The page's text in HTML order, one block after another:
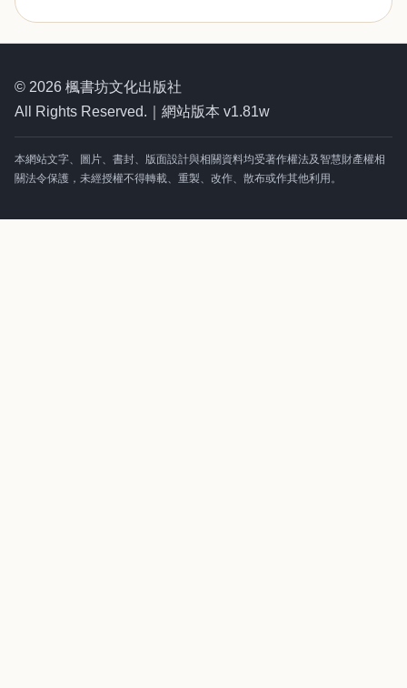
© 2026 楓書坊文化出版社
All Rights Reserved.｜網站版本 v1.81w
本網站文字、圖片、書封、版面設計與相關資料均受著作權法及智慧財產權相
關法令保護，未經授權不得轉載、重製、改作、散布或作其他利用。